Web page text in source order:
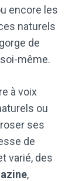
encore les
naturels
de
même.
à voix
ou
ses
de
varié, des
,